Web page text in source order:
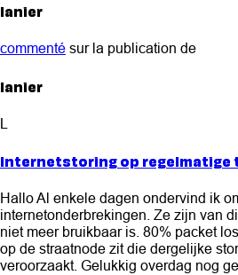
lanier
commenté sur la publication de
lanier
L
Internetstoring op
Hallo Al enkele dagen ondervind ik
internetonderbrekingen. Ze zijn van
niet meer bruikbaar is. 80% packet
op de straatnode zit die dergelijke
veroorzaakt. Gelukkig overdag nog